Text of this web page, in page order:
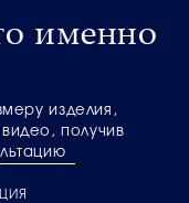
именно
изделия,
получив